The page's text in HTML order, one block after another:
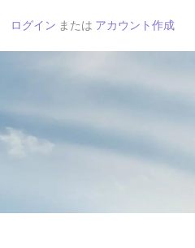
ログイン または アカウント作成